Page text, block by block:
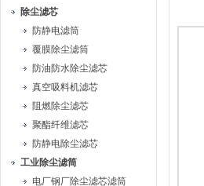
除尘滤芯
防静电滤筒
覆膜除尘滤筒
防油防水除尘滤芯
真空吸料机滤芯
阻燃除尘滤芯
聚酯纤维滤芯
防静电除尘滤芯
工业除尘滤筒
电厂钢厂除尘滤芯滤筒